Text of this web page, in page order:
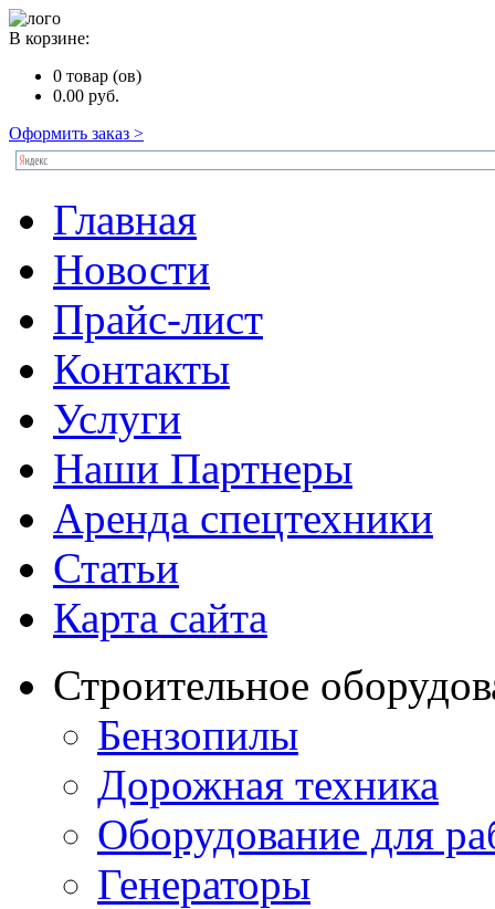
В корзине:
0 товар (ов)
0.00 руб.
Оформить заказ >
Главная
Новости
Прайс-лист
Контакты
Услуги
Наши Партнеры
Аренда спецтехники
Статьи
Карта сайта
Строительное
Бензопилы
Дорожная техника
Оборудование для
Генераторы